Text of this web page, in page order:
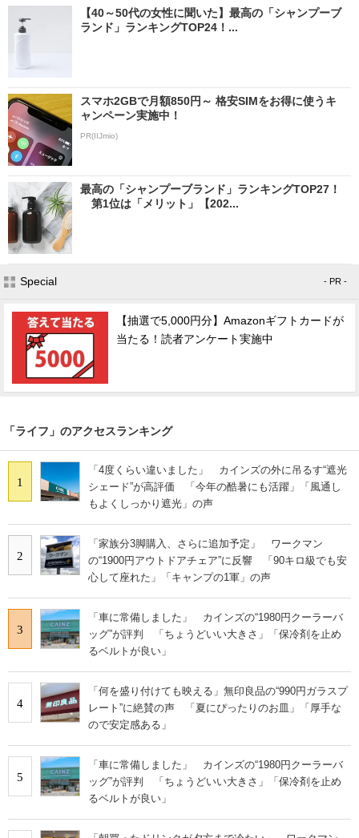
【40～50代の女性に聞いた】最高の「シャンプーブ
ランド」ランキングTOP24！...
スマホ2GBで月額850円～ 格安SIMをお得に使うキ
ャンペーン実施中！
PR(IIJmio)
最高の「シャンプーブランド」ランキングTOP27！
第1位は「メリット」【202...
Special - PR -
【抽選で5,000円分】Amazonギフトカードが
当たる！読者アンケート実施中
「ライフ」のアクセスランキング
1
「4度くらい違いました」 カインズの外に吊るす“遮光
シェード”が高評価 「今年の酷暑にも活躍」「風通し
もよくしっかり遮光」の声
2
「家族分3脚購入、さらに追加予定」 ワークマン
の“1900円アウトドアチェア”に反響 「90キロ級でも安
心して座れた」「キャンプの1軍」の声
3
「車に常備しました」 カインズの“1980円クーラーバ
ッグ”が評判 「ちょうどいい大きさ」「保冷剤を止め
るベルトが良い」
4
「何を盛り付けても映える」無印良品の“990円ガラスプ
レート”に絶賛の声 「夏にぴったりのお皿」「厚手な
ので安定感ある」
5
「車に常備しました」 カインズの“1980円クーラーバ
ッグ”が評判 「ちょうどいい大きさ」「保冷剤を止め
るベルトが良い」